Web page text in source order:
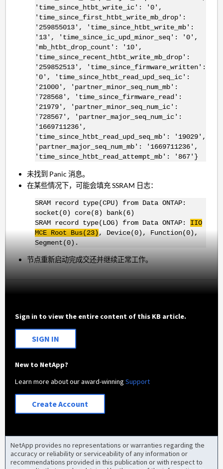
'time_since_htbt_write_ic': '0',
'time_since_first_htbt_write_mb_drop':
'259855013', 'time_since_htbt_write_mb':
'13', 'time_since_ic_upd_minor_seq': '0',
'mb_htbt_drop_count': '10',
'time_since_recent_htbt_write_mb_drop':
'259852513', 'time_since_firmware_written':
'0', 'time_since_htbt_read_upd_seq_ic':
'21000', 'partner_minor_seq_num_mb':
'728568', 'time_since_firmware_read':
'21979', 'partner_minor_seq_num_ic':
'728567', 'partner_major_seq_num_ic':
'1669711236',
'time_since_htbt_read_upd_seq_mb': '19029',
'partner_major_seq_num_mb': '1669711236',
'time_since_htbt_read_attempt_mb': '867'}
未找到 Panic 消息。
在某些情况下，可能会填充 SSRAM 日志：
SRAM record type(CPU) from Data ONTAP:
socket(0) core(8) bank(6)
SRAM record type(LOG) from Data ONTAP: IIO
MCE Root Bus(23) , Device(0), Function(0),
Segment(0).
节点重新启动完成交还并继续正常工作。
Sign in to view the entire content of this KB article.
SIGN IN
New to NetApp?
Learn more about our award-winningSupport
Create Account
NetApp provides no representations or warranties regarding the
accuracy or reliability or serviceability of any information or
recommendations provided in this publication or with respect to